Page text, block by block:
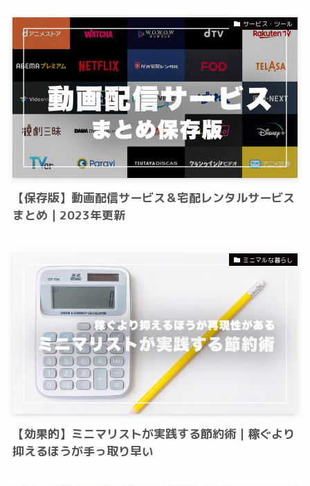
サービス・ツール
【保存版】動画配信サービス＆宅配レンタルサービス
まとめ｜2023年更新
ミニマルな暮らし
【効果的】ミニマリストが実践する節約術｜稼ぐより
抑えるほうが手っ取り早い